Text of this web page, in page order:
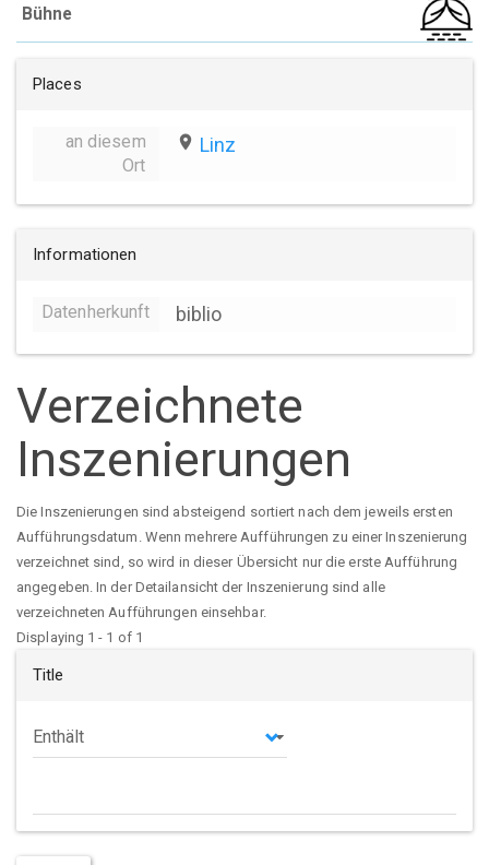
Bühne
Places
an diesem
Ort
place Linz
Informationen
Datenherkunft biblio
Verzeichnete
Inszenierungen
Die Inszenierungen sind absteigend sortiert nach dem jeweils ersten
Aufführungsdatum. Wenn mehrere Aufführungen zu einer Inszenierung
verzeichnet sind, so wird in dieser Übersicht nur die erste Aufführung
angegeben. In der Detailansicht der Inszenierung sind alle
verzeichneten Aufführungen einsehbar.
Displaying 1 - 1 of 1
Title
Operator